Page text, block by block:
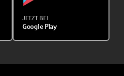
JETZT BEI
Google Play